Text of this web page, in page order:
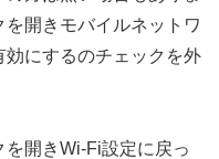
開きモバイルネットワ
にするのチェックを外
開きWi-Fi設定に戻っ